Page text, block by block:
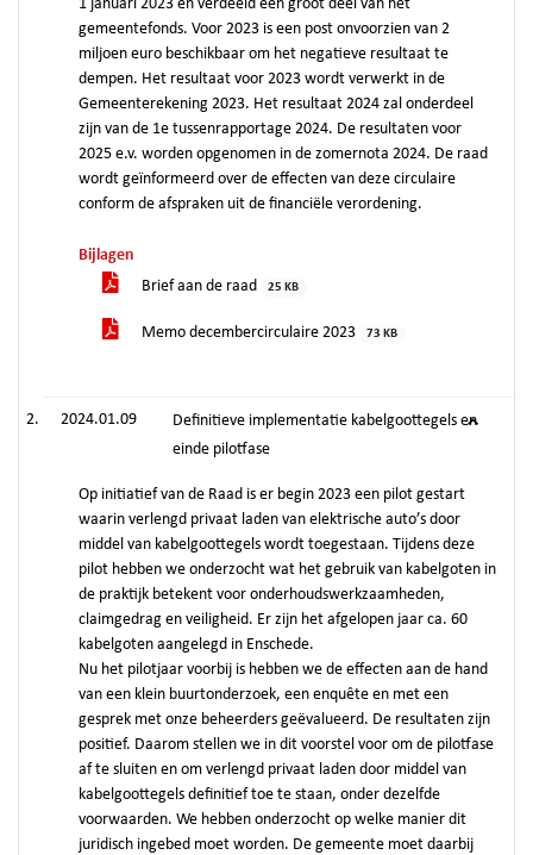
1 januari 2023 en verdeeld een groot deel van het
gemeentefonds. Voor 2023 is een post onvoorzien van 2
miljoen euro beschikbaar om het negatieve resultaat te
dempen. Het resultaat voor 2023 wordt verwerkt in de
Gemeenterekening 2023. Het resultaat 2024 zal onderdeel
zijn van de 1e tussenrapportage 2024. De resultaten voor
2025 e.v. worden opgenomen in de zomernota 2024. De raad
wordt geïnformeerd over de effecten van deze circulaire
conform de afspraken uit de financiële verordening.
Bijlagen
Brief aan de raad
25 KB
Memo decembercirculaire 2023 73 KB
2024.01.09
Definitieve implementatie kabelgoottegels en
einde pilotfase
Op initiatief van de Raad is er begin 2023 een pilot gestart
waarin verlengd privaat laden van elektrische auto’s door
middel van kabelgoottegels wordt toegestaan. Tijdens deze
pilot hebben we onderzocht wat het gebruik van kabelgoten in
de praktijk betekent voor onderhoudswerkzaamheden,
claimgedrag en veiligheid. Er zijn het afgelopen jaar ca. 60
kabelgoten aangelegd in Enschede.
Nu het pilotjaar voorbij is hebben we de effecten aan de hand
van een klein buurtonderzoek, een enquête en met een
gesprek met onze beheerders geëvalueerd. De resultaten zijn
positief. Daarom stellen we in dit voorstel voor om de pilotfase
af te sluiten en om verlengd privaat laden door middel van
kabelgoottegels definitief toe te staan, onder dezelfde
voorwaarden. We hebben onderzocht op welke manier dit
juridisch ingebed moet worden. De gemeente moet daarbij